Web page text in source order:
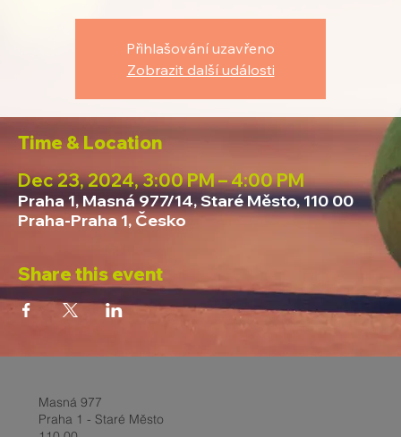
Přihlašování uzavřeno
Zobrazit další události
Time & Location
Dec 23, 2024, 3:00 PM – 4:00 PM
Praha 1, Masná 977/14, Staré Město, 110 00
Praha-Praha 1, Česko
Share this event
Masná 977
Praha 1 - Staré Město